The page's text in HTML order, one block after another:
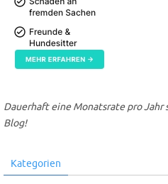
Dauerhaft eine Monatsrate pro Jahr
Blog!
Kategorien